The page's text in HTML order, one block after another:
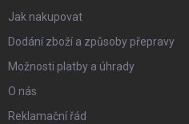
Jak nakupovat
Dodání zboží a způsoby přepravy
Možnosti platby a úhrady
O nás
Reklamační řád